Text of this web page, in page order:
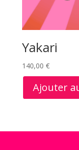
Yakari
140,00 €
Ajouter